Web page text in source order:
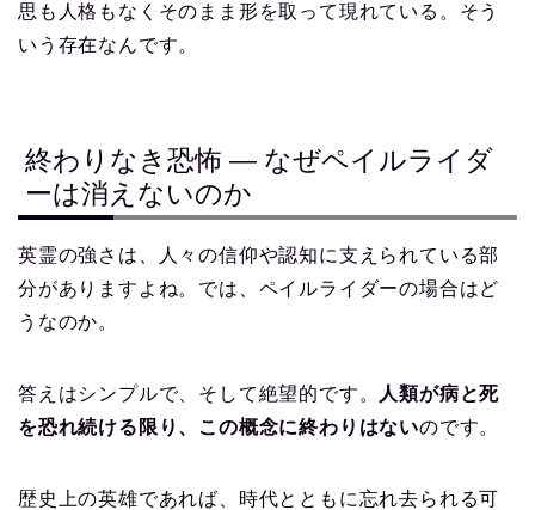
思も人格もなくそのまま形を取って現れている。そう
いう存在なんです。
終わりなき恐怖 ― なぜペイルライダ
ーは消えないのか
英霊の強さは、人々の信仰や認知に支えられている部
分がありますよね。では、ペイルライダーの場合はど
うなのか。
答えはシンプルで、そして絶望的です。
人類が病と死
を恐れ続ける限り、この概念に終わりはないのです。
歴史上の英雄であれば、時代とともに忘れ去られる可